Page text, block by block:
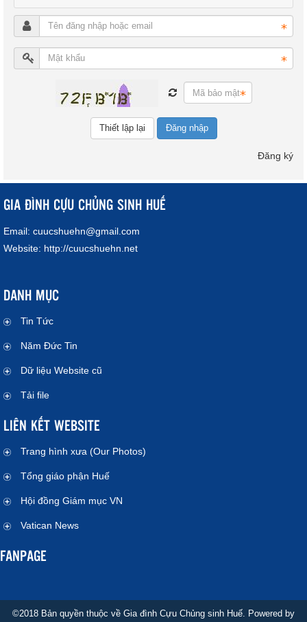
Đăng nhập
Đăng ký
GIA ĐÌNH CỰU CHỦNG SINH HUẾ
Email: cuucshuehn@gmail.com
Website: http://cuucshuehn.net
DANH MỤC
Tin Tức
Năm Đức Tin
Dữ liệu Website cũ
Tải file
LIÊN KẾT WEBSITE
Trang hình xưa (Our Photos)
Tổng giáo phận Huế
Hội đồng Giám mục VN
Vatican News
FANPAGE
©2018 Bản quyền thuộc về Gia đình Cựu Chủng sinh Huế. Powered by